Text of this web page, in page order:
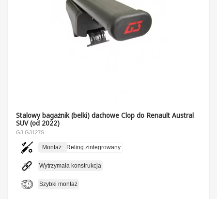
Stalowy bagażnik (belki) dachowe Clop do Renault Austral
SUV (od 2022)
G3 G3127S
Montaż: Reling zintegrowany
Wytrzymała konstrukcja
Szybki montaż